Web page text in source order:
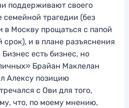
поддерживают своего
семейной трагедии (без
в Москву прощаться с папой
и в плане разъяснения
есть бизнес, но
Брайан Маклелан
Алексу позицию
с Ови для того,
что, по моему мнению,